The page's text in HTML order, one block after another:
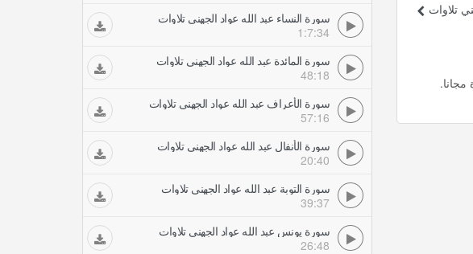
تلاوات
سورة النساء عبد الله عواد الجهني تلاوات
1:7:34
سورة المائدة عبد الله عواد الجهني تلاوات
48:18
سورة الأعراف عبد الله عواد الجهني تلاوات
57:16
سورة الأنفال عبد الله عواد الجهني تلاوات
20:40
سورة التوبة عبد الله عواد الجهني تلاوات
39:37
سورة يونس عبد الله عواد الجهني تلاوات
26:48